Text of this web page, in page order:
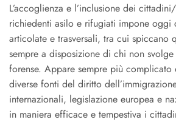
L’accoglienza e l’inclusione dei
richiedenti asilo e rifugiati impone oggi
articolate e trasversali, tra cui spiccano
sempre a disposizione di chi non
forense. Appare sempre più complicato
diverse fonti del diritto
internazionali, legislazione europea e
in maniera efficace e tempestiva i